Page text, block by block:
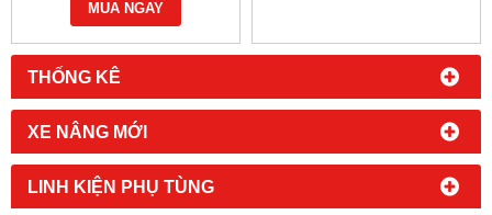
THỐNG KÊ
XE NÂNG MỚI
LINH KIỆN PHỤ TÙNG
MUA NGAY